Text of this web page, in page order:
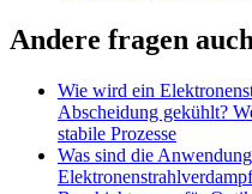
Andere fragen auch
Wie wird ein
Abscheidung gekühlt?
stabile Prozesse
Was sind die